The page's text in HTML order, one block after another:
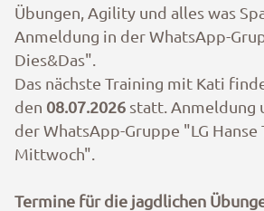
Übungen, Agility und alles was
Anmeldung in der WhatsApp-
Dies&Das".
Das nächste Training mit Kati
den 08.07.2026 statt. Anmeldung
der WhatsApp-Gruppe "LG Hanse
Mittwoch".
Termine für die jagdlichen